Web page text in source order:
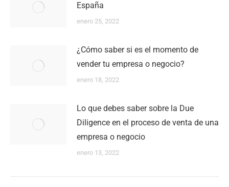
España
enero 25, 2022
¿Cómo saber si es el momento de
vender tu empresa o negocio?
enero 18, 2022
Lo que debes saber sobre la Due
Diligence en el proceso de venta de una
empresa o negocio
enero 13, 2022